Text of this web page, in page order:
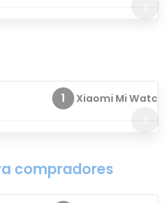
1 Xiaomi Mi Watch
compradores